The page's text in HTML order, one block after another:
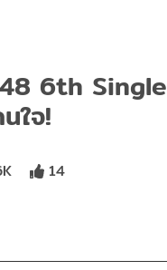
6th Single
ใจ!
14